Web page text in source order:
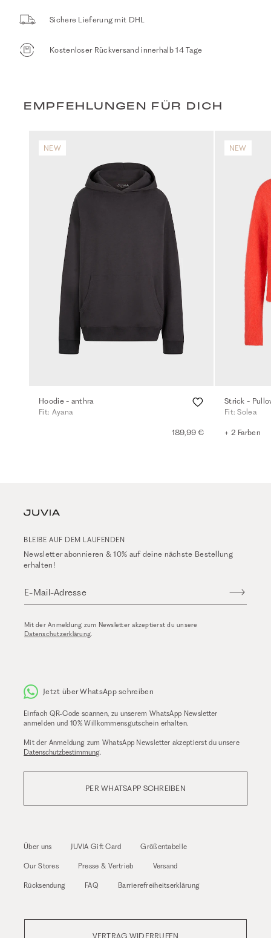
Sichere Lieferung mit DHL
Kostenloser Rückversand innerhalb 14 Tage
EMPFEHLUNGEN FÜR DICH
NEW
Hoodie - anthra
Fit: Ayana
189,99 €
NEW
Strick -
Fit: Solea
+ 2 Farben
BLEIBE AUF DEM LAUFENDEN
Newsletter abonnieren & 10% auf deine nächste Bestellung
erhalten!
E-Mail-Adresse
Mit der Anmeldung zum Newsletter akzeptierst du unsere
Datenschutzerklärung.
Jetzt über WhatsApp schreiben
Einfach QR-Code scannen, zu unserem WhatsApp Newsletter
anmelden und 10% Willkommensgutschein erhalten.
Mit der Anmeldung zum WhatsApp Newsletter akzeptierst du unsere
Datenschutzbestimmung
PER WHATSAPP SCHREIBEN
Über uns JUVIA Gift Card Größentabelle
Our Stores Presse & Vertrieb Versand
Rücksendung FAQ Barrierefreiheitserklärung
VERTRAG WIDERRUFEN